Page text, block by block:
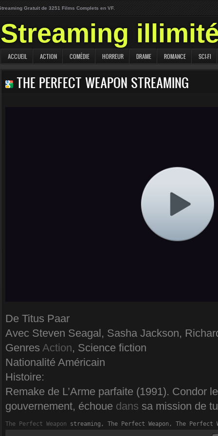
Gratuit de 3251 Films Complets en VF.
Streaming
ACCUEIL ACTION COMÉDIE HORREUR DRAME ROMANCE SCI-FI
THE PERFECT WEAPON STREAMING
De Titus Paar
Avec Steven Seagal, Sasha Jackson,
Genres Action, Science fiction
Nationalité Américain
Histoire:
Remake de L’Arme parfaite (1991). Condor
gouvernement, échoue dans sa mission de
The Perfect Weapon streaming, The Perfect Weapon, The Perfect